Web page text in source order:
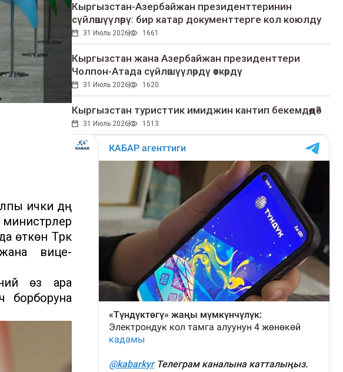
ички дүң
өткөн Түрк
вице-
өз ара
борборуна
Кыргызстан-Азербайжан президенттеринин
сүйлөшүүлөрү: бир катар документтерге кол коюлду
31 Июль 2026 1661
Кыргызстан жана Азербайжан президенттери
Чолпон-Атада сүйлөшүүлөрдү өткөрдү
31 Июль 2026 1620
Кыргызстан туристтик имиджин кантип бекемдөөдө?
31 Июль 2026 1513